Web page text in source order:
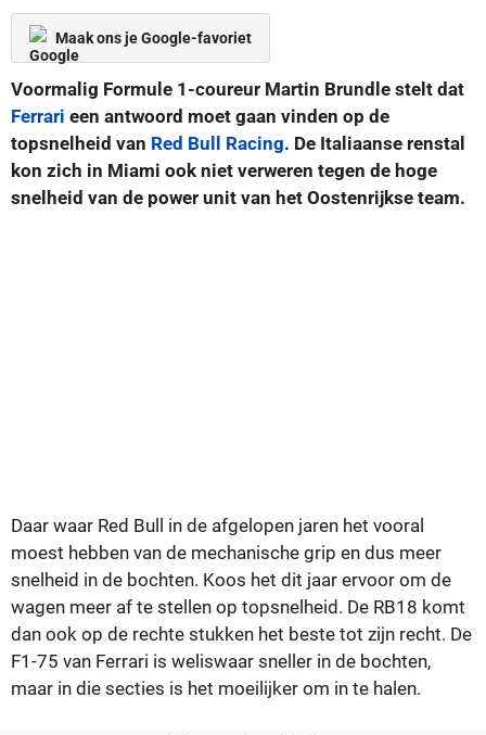
Maak ons je Google-favoriet
Voormalig Formule 1-coureur Martin Brundle stelt dat
Ferrari een antwoord moet gaan vinden op de
topsnelheid van Red Bull Racing. De Italiaanse renstal
kon zich in Miami ook niet verweren tegen de hoge
snelheid van de power unit van het Oostenrijkse team.
Daar waar Red Bull in de afgelopen jaren het vooral
moest hebben van de mechanische grip en dus meer
snelheid in de bochten. Koos het dit jaar ervoor om de
wagen meer af te stellen op topsnelheid. De RB18 komt
dan ook op de rechte stukken het beste tot zijn recht. De
F1-75 van Ferrari is weliswaar sneller in de bochten,
maar in die secties is het moeilijker om in te halen.